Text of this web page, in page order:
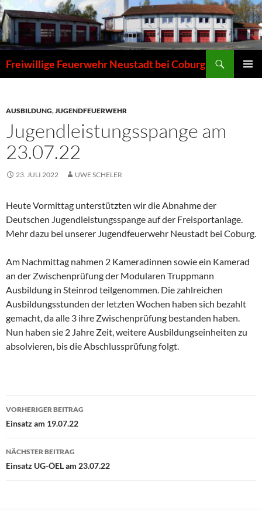
Zum
Inhalt
springen
Freiwillige Feuerwehr Neustadt bei Coburg
AUSBILDUNG,JUGENDFEUERWEHR
Jugendleistungsspange am
23.07.22
23. JULI 2022 UWE SCHELER
Heute Vormittag unterstützten wir die Abnahme der
Deutschen Jugendleistungsspange auf der Freisportanlage.
Mehr dazu bei unserer Jugendfeuerwehr Neustadt bei Coburg.
Am Nachmittag nahmen 2 Kameradinnen sowie ein Kamerad
an der Zwischenprüfung der Modularen Truppmann
Ausbildung in Steinrod teilgenommen. Die zahlreichen
Ausbildungsstunden der letzten Wochen haben sich bezahlt
gemacht, da alle 3 ihre Zwischenprüfung bestanden haben.
Nun haben sie 2 Jahre Zeit, weitere Ausbildungseinheiten zu
absolvieren, bis die Abschlussprüfung folgt.
Beitragsnavigation
VORHERIGER BEITRAG
Einsatz am 19.07.22
NÄCHSTER BEITRAG
Einsatz UG-ÖEL am 23.07.22